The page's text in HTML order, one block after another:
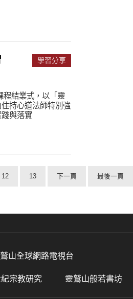
程結業式，以「靈
持心道法師特別強
與落實
學習分享
12 13 下一頁 最後一頁
山全球網路電視台
宗教研究 靈鷲山般若書坊